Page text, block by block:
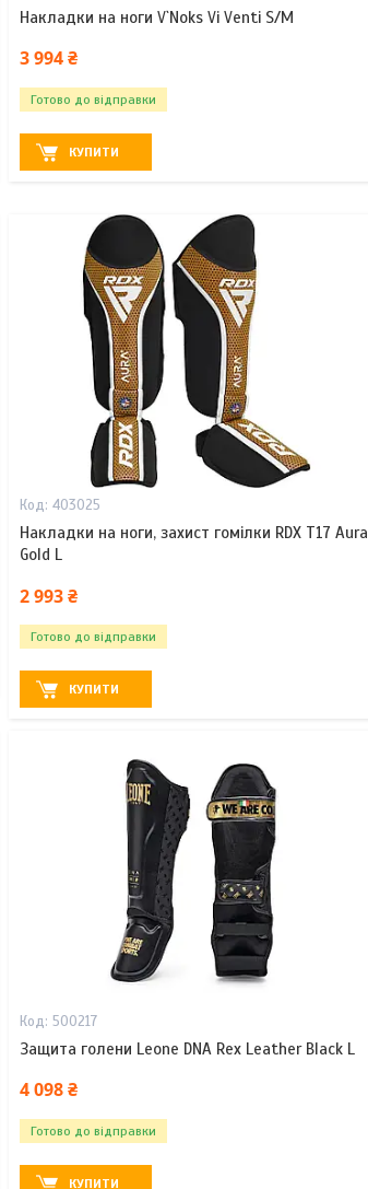
Накладки на ноги V`Noks Vi Venti S/M
3 994 ₴
Готово до відправки
КУПИТИ
403025
Накладки на ноги, захист гомілки RDX T17 Aura
Gold L
2 993 ₴
Готово до відправки
КУПИТИ
500217
Защита голени Leone DNA Rex Leather Black L
4 098 ₴
Готово до відправки
КУПИТИ